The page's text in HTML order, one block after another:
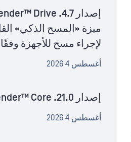
ميزة «المسح الذكي»
لإجراء مسح للأجهزة
أغسطس 4 2026
إصدار MetaDefender™ Core .21.0
أغسطس 4 2026